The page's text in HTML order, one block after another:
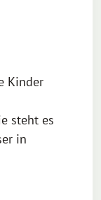
Kinder
steht es
in